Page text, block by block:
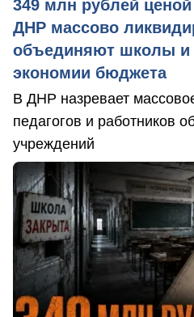
349 млн рублей
ДНР массово
объединяют школы и
экономии бюджета
В ДНР назревает
педагогов и работников
учреждений